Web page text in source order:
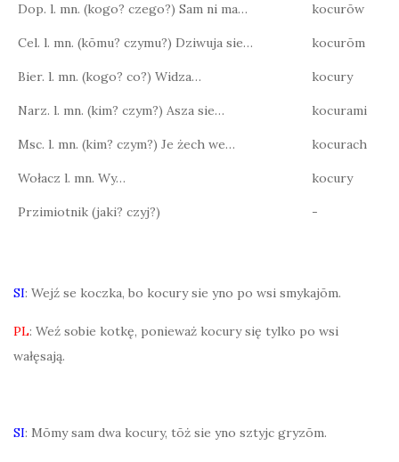
Dop. l. mn. (kogo? czego?) Sam ni ma… kocurōw
Cel. l. mn. (kōmu? czymu?) Dziwuja sie… kocurōm
Bier. l. mn. (kogo? co?) Widza… kocury
Narz. l. mn. (kim? czym?) Asza sie… kocurami
Msc. l. mn. (kim? czym?) Je żech we… kocurach
Wołacz l. mn. Wy… kocury
Przimiotnik (jaki? czyj?) -
SI: Wejź se koczka, bo kocury sie yno po wsi smykajōm.
PL: Weź sobie kotkę, ponieważ kocury się tylko po wsi
wałęsają.
SI: Mōmy sam dwa kocury, tōż sie yno sztyjc gryzōm.